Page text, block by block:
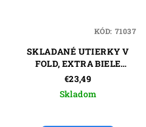
SKLADANÉ UTIERKY V
FOLD, EXTRA BIELE
24x21cm
€23,49
Skladom
KÓD: 71037